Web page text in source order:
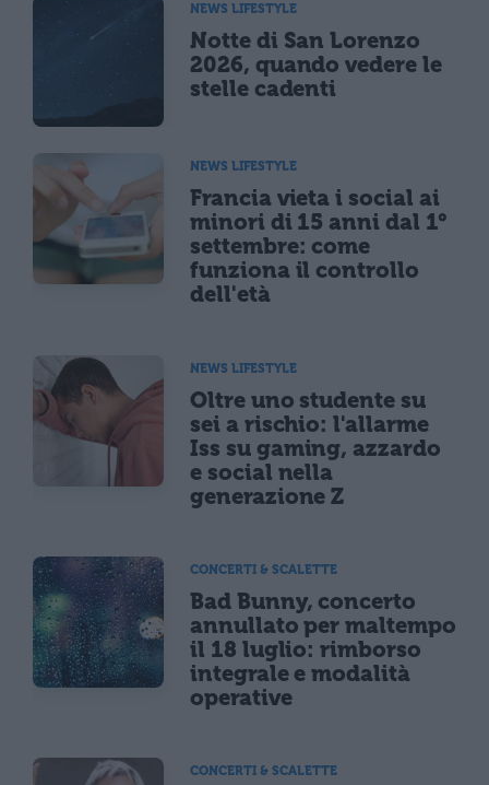
NEWS LIFESTYLE
Notte di San Lorenzo
2026, quando vedere le
stelle cadenti
NEWS LIFESTYLE
Francia vieta i social ai
minori di 15 anni dal 1°
settembre: come
funziona il controllo
dell'età
NEWS LIFESTYLE
Oltre uno studente su
sei a rischio: l'allarme
Iss su gaming, azzardo
e social nella
generazione Z
CONCERTI & SCALETTE
Bad Bunny, concerto
annullato per maltempo
il 18 luglio: rimborso
integrale e modalità
operative
CONCERTI & SCALETTE